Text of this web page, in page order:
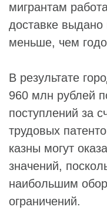
мигрантам
доставке выдано
меньше, чем
В результате
960 млн рублей
поступлений за
трудовых
казны могут
значений,
наибольшим
ограничений.